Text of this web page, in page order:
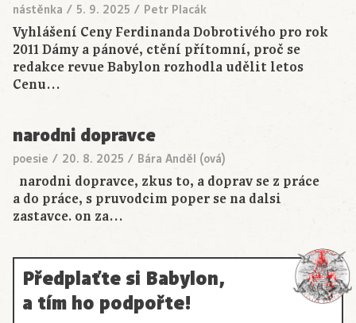
nástěnka / 5. 9. 2025 / Petr Placák
Vyhlášení Ceny Ferdinanda Dobrotivého pro rok
2011 Dámy a pánové, ctění přítomní, proč se
redakce revue Babylon rozhodla udělit letos
Cenu…
narodni dopravce
poesie / 20. 8. 2025 / Bára Anděl (ová)
narodni dopravce, zkus to, a doprav se z práce
a do práce, s pruvodcim poper se na dalsi
zastavce. on za…
Předplaťte si Babylon,
a tím ho podpořte!